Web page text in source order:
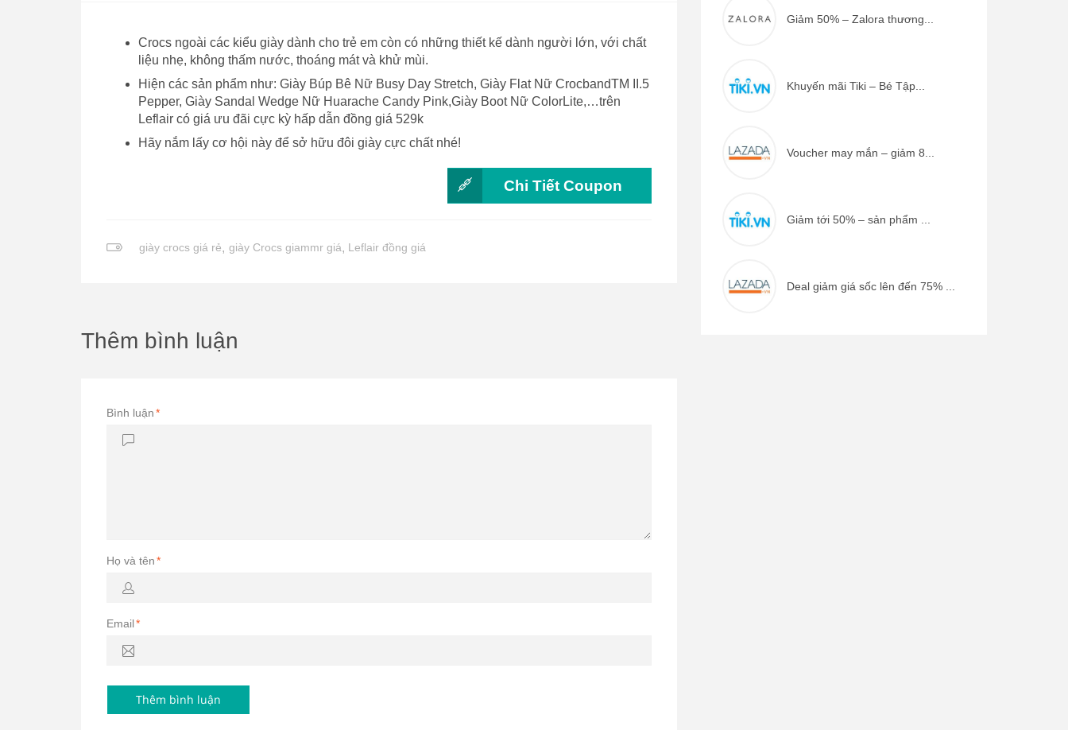
Crocs ngoài các kiểu giày dành cho trẻ em còn có những thiết kế dành người lớn, với chất
liệu nhẹ, không thấm nước, thoáng mát và khử mùi.
Hiện các sản phẩm như: Giày Búp Bê Nữ Busy Day Stretch, Giày Flat Nữ CrocbandTM II.5
Pepper, Giày Sandal Wedge Nữ Huarache Candy Pink,Giày Boot Nữ ColorLite,…trên
Leflair có giá ưu đãi cực kỳ hấp dẫn đồng giá 529k
Hãy nắm lấy cơ hội này để sở hữu đôi giày cực chất nhé!
Chi Tiết Coupon
giày crocs giá rẻ, giày Crocs giammr giá, Leflair đồng giá
Thêm bình luận
Bình luận*
Họ và tên*
Email*
Giảm 50% – Zalora thương...
Khuyến mãi Tiki – Bé Tập...
Voucher may mắn – giảm 8...
Giảm tới 50% – sản phẩm ...
Deal giảm giá sốc lên đến 75% ...